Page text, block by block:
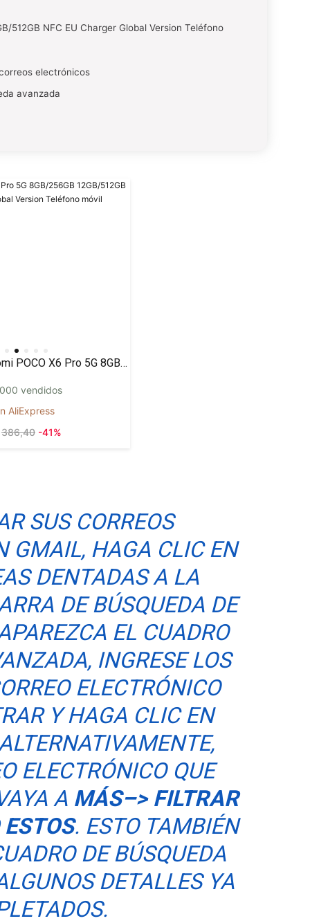
512GB NFC EU Charger Global Version Teléfono
electrónicos
avanzada
Xiaomi POCO X6 Pro 5G 8GB/256GB 12GB/512GB NFC EU Charger Global Version Teléfono móvil
vendidos
AliExpress
386,40 -41%
SUS CORREOS
GMAIL, HAGA CLIC EN
DENTADAS A LA
DE BÚSQUEDA DE
EL CUADRO
INGRESE LOS
ELECTRÓNICO
Y HAGA CLIC EN
ELECTRÓNICO QUE
A MÁS–> FILTRAR
. ESTO TAMBIÉN
DE BÚSQUEDA
DETALLES YA